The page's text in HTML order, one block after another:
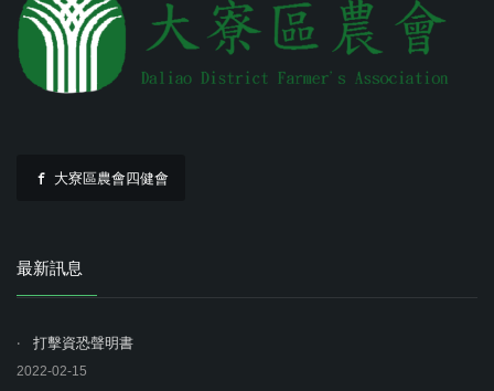
大寮區農會四健會
最新訊息
打擊資恐聲明書
2022-02-15